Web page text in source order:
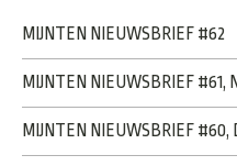
MIJNTEN NIEUWSBRIEF #62
MIJNTEN NIEUWSBRIEF #61,
MIJNTEN NIEUWSBRIEF #60,